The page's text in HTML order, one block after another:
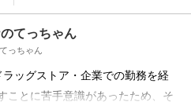
てっちゃん
っちゃん
ッグストア・企業での勤務を経
ことに苦手意識があったため、そ